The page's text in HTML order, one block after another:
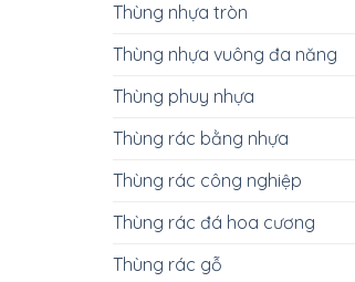
Thùng nhựa tròn
Thùng nhựa vuông đa năng
Thùng phuy nhựa
Thùng rác bằng nhựa
Thùng rác công nghiệp
Thùng rác đá hoa cương
Thùng rác gỗ